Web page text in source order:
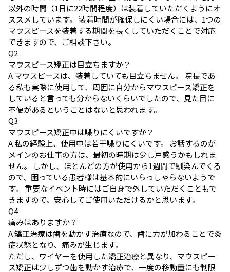
以外の時間（1日に22時間程度）は装着していただくようにオ
ススメしています。 装着時間が確保しにくい場合には、1つの
マウスピースを装着する期間を長くしていただくことで対応
できますので、ご相談下さい。
Q2
マウスピース矯正は目立ちますか？
Aマウスピースは、装着していても目立ちません。 院長であ
る私も実際に使用して、周囲に自分からマウスピース矯正を
していると言っても分からないくらいでしたので、見た目に
不便があるということはないと思われます。
Q3
マウスピース矯正中は喋りにくいですか？
A私の経験上、使用中は若干喋りにくいです。 お話するのが
メインのお仕事の方は、最初の時期は少し戸惑うかもしれま
せん。 しかし、ほとんどの方が使用から1週間で馴染んでくる
ので、困っている患者様は基本的にいらっしゃらないようで
す。 重要なイベント時にはご自身で外していただくこともで
きますので、安心してご使用いただけるかと思います。
Q4
痛みはありますか？
A矯正治療は歯を動かす治療なので、歯に力が加わることで炎
症状態となり、痛みが生じます。
ただし、ワイヤーを使用した矯正治療と異なり、マウスピー
ス矯正は少しずつ歯を動かす治療で、一度の移動量にも制限